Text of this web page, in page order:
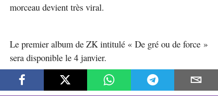
morceau devient très viral.
Le premier album de ZK intitulé « De gré ou de force »
sera disponible le 4 janvier.